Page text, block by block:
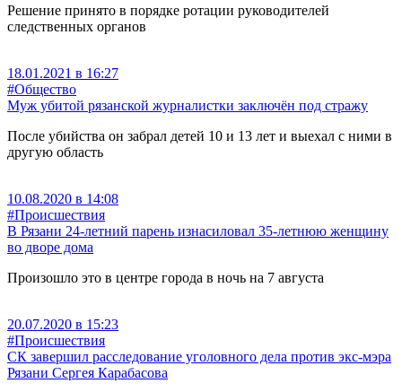
Решение принято в порядке ротации руководителей
следственных органов
18.01.2021 в 16:27
#Общество
Муж убитой рязанской журналистки заключён под стражу
После убийства он забрал детей 10 и 13 лет и выехал с ними в
другую область
10.08.2020 в 14:08
#Происшествия
В Рязани 24-летний парень изнасиловал 35-летнюю женщину
во дворе дома
Произошло это в центре города в ночь на 7 августа
20.07.2020 в 15:23
#Происшествия
СК завершил расследование уголовного дела против экс-мэра
Рязани Сергея Карабасова